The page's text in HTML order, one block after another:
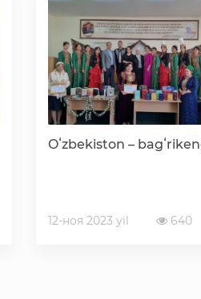
ma'lumotlar» PF-6247 bo'yicha
ma'lumotlar
yangona reestri
Oʻzbekiston –
12-ноя 2023 yil 640